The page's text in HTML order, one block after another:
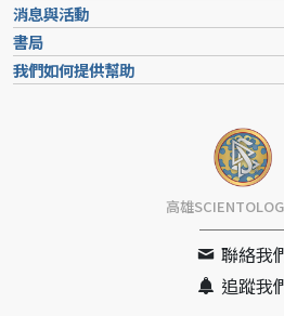
消息與活動
書局
我們如何提供幫助
高雄
聯絡我
追蹤我